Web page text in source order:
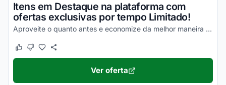
Itens em Destaque na plataforma com
ofertas exclusivas por tempo Limitado!
Aproveite o quanto antes e economize da melhor maneira nas suas compras!
Este cupom funcionou
Este cupom não funcionou
Ver oferta